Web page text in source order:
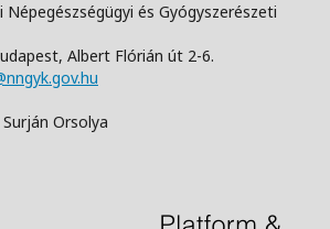
és Gyógyszerészeti
Albert Flórián út 2-6.
Orsolya